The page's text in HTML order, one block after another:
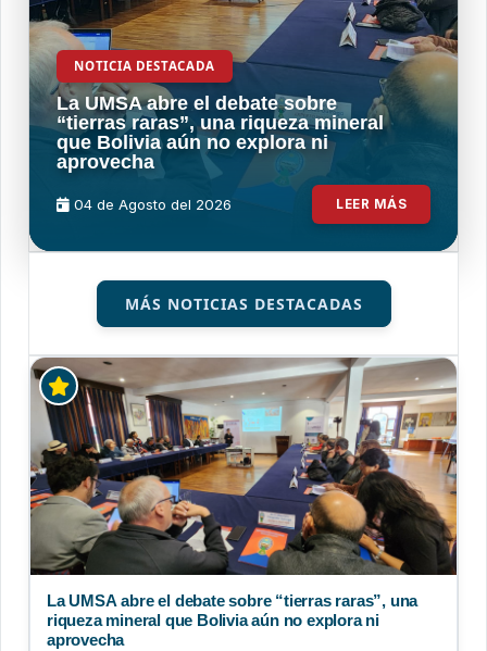
NOTICIA DESTACADA
La UMSA abre el debate sobre
“tierras raras”, una riqueza mineral
que Bolivia aún no explora ni
aprovecha
04 de Agosto del 2026 LEER MÁS
MÁS NOTICIAS DESTACADAS
La UMSA abre el debate sobre “tierras raras”, una
riqueza mineral que Bolivia aún no explora ni
aprovecha